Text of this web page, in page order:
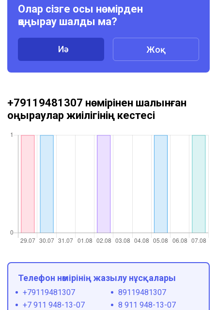
Олар сізге осы нөмірден
қоңырау шалды ма?
Иә Жоқ
+79119481307 нөмірінен шалынған
қоңыраулар жиілігінің кестесі
Телефон нөмірінің жазылу нұсқалары
+79119481307
89119481307
+7 911 948-13-07
8 911 948-13-07